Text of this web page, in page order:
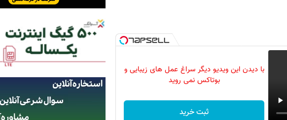
با دیدن این ویدیو دیگر سراغ عمل های زیبایی و
بوتاکس نمی روید
ثبت خرید